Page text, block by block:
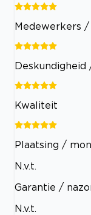
Medewerkers
Kwaliteit
Plaatsing /
N.v.t.
Garantie /
N.v.t.